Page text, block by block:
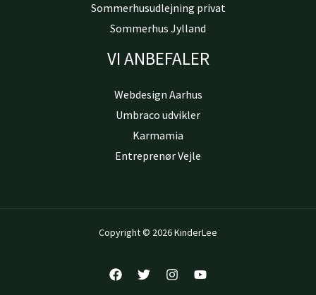
Sommerhusudlejning privat
Sommerhus Jylland
VI ANBEFALER
Webdesign Aarhus
Umbraco udvikler
Karmamia
Entreprenør Vejle
Copyright © 2026 KinderLee